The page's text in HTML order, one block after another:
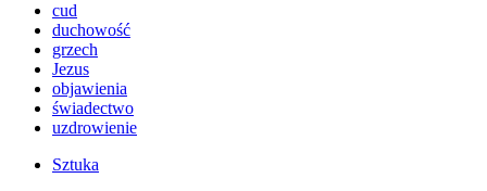
cud
duchowość
grzech
Jezus
objawienia
świadectwo
uzdrowienie
Sztuka